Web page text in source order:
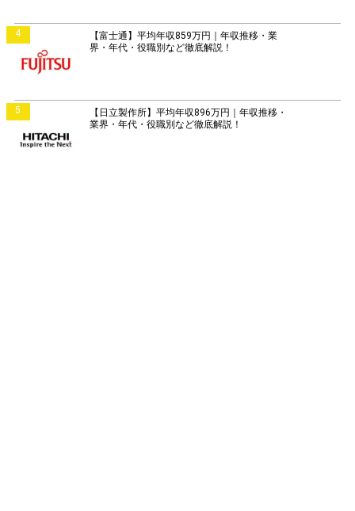
4
【富士通】平均年収859万円｜年収推移・業
界・年代・役職別など徹底解説！
5
【日立製作所】平均年収896万円｜年収推移・
業界・年代・役職別など徹底解説！